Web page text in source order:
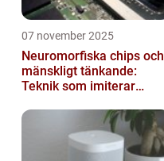
07 november 2025
Neuromorfiska chips och
mänskligt tänkande:
Teknik som imiterar